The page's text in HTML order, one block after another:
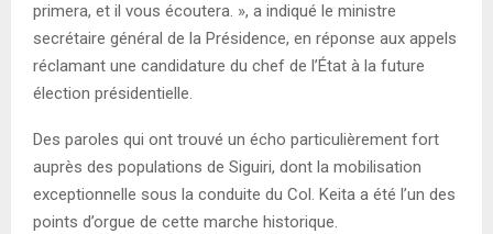
primera, et il vous écoutera. », a indiqué le ministre
secrétaire général de la Présidence, en réponse aux appels
réclamant une candidature du chef de l’État à la future
élection présidentielle.
Des paroles qui ont trouvé un écho particulièrement fort
auprès des populations de Siguiri, dont la mobilisation
exceptionnelle sous la conduite du Col. Keita a été l’un des
points d’orgue de cette marche historique.